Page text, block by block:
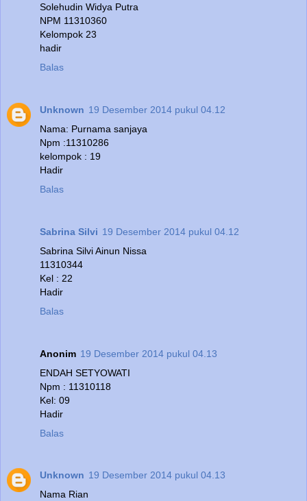
Solehudin Widya Putra
NPM 11310360
Kelompok 23
hadir
Balas
Unknown 19 Desember 2014 pukul 04.12
Nama: Purnama sanjaya
Npm :11310286
kelompok : 19
Hadir
Balas
Sabrina Silvi 19 Desember 2014 pukul 04.12
Sabrina Silvi Ainun Nissa
11310344
Kel : 22
Hadir
Balas
Anonim 19 Desember 2014 pukul 04.13
ENDAH SETYOWATI
Npm : 11310118
Kel: 09
Hadir
Balas
Unknown 19 Desember 2014 pukul 04.13
Nama Rian